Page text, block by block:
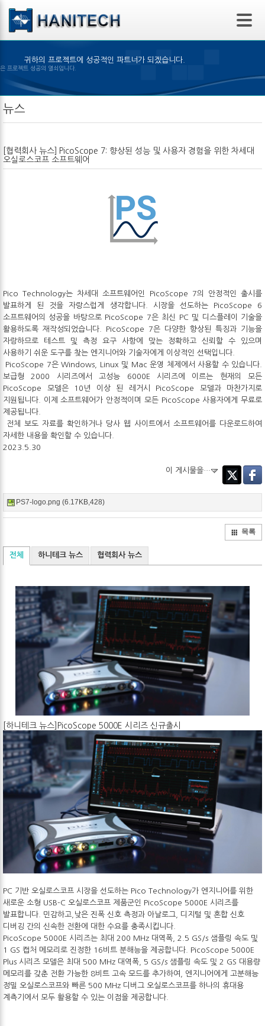
본문 바로가기
귀하의 프로젝트에 성공적인 파트너가 되겠습니다.
알맞은 제품의 선택은 프로젝트 성공의 열쇠입니다.
뉴스
[협력회사 뉴스]
PicoScope 7: 향상된 성능 및 사용자 경험을 위한 차세대
오실로스코프 소프트웨어
Pico Technology는 차세대 소프트웨어인 PicoScope 7의 안정적인 출시를
발표하게 된 것을 자랑스럽게 생각합니다. 시장을 선도하는 PicoScope 6
소프트웨어의 성공을 바탕으로 PicoScope 7은 최신 PC 및 디스플레이 기술을
활용하도록 재작성되었습니다. PicoScope 7은 다양한 향상된 특징과 기능을
자랑하므로 테스트 및 측정 요구 사항에 맞는 정확하고 신뢰할 수 있으며
사용하기 쉬운 도구를 찾는 엔지니어와 기술자에게 이상적인 선택입니다.
PicoScope 7은 Windows, Linux 및 Mac 운영 체제에서 사용할 수 있습니다.
보급형 2000 시리즈에서 고성능 6000E 시리즈에 이르는 현재의 모든
PicoScope 모델은 10년 이상 된 레거시 PicoScope 모델과 마찬가지로
지원됩니다. 이제 소프트웨어가 안정적이며 모든 PicoScope 사용자에게 무료로
제공됩니다.
전체 보도 자료를 확인하거나 당사 웹 사이트에서 소프트웨어를 다운로드하여
자세한 내용을 확인할 수 있습니다.
2023.5.30
이 게시물을…
Twitter
PS7-logo.png (6.17KB,428)
목록
전체 하니테크 뉴스 협력회사 뉴스
[하니테크 뉴스]PicoScope 5000E 시리즈 신규출시
PC 기반 오실로스코프 시장을 선도하는 Pico Technology가 엔지니어를 위한
새로운 소형 USB-C 오실로스코프 제품군인 PicoScope 5000E 시리즈를
발표합니다. 민감하고,낮은 진폭 신호 측정과 아날로그, 디지털 및 혼합 신호
디버깅 간의 신속한 전환에 대한 수요를 충족시킵니다.
PicoScope 5000E 시리즈는 최대 200 MHz 대역폭, 2.5 GS/s 샘플링 속도 및
1 GS 캡처 메모리로 진정한 16비트 분해능을 제공합니다. PicoScope 5000E
Plus 시리즈 모델은 최대 500 MHz 대역폭, 5 GS/s 샘플링 속도 및 2 GS 대용량
메모리를 갖춘 전환 가능한 8비트 고속 모드를 추가하여, 엔지니어에게 고분해능
정밀 오실로스코프와 빠른 500 MHz 디버그 오실로스코프를 하나의 휴대용
계측기에서 모두 활용할 수 있는 이점을 제공합니다.